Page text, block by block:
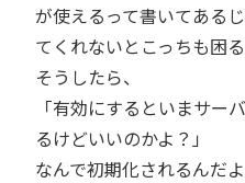
が使えるって書いてある
てくれないとこっちも困
そうしたら、
「有効にするといまサー
るけどいいのかよ？」
なんで初期化されるん